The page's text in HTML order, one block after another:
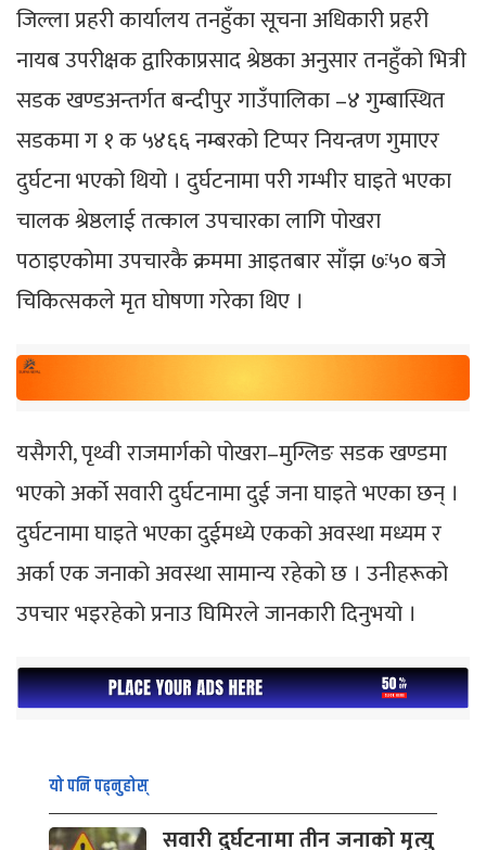
जिल्ला प्रहरी कार्यालय तनहुँका सूचना अधिकारी प्रहरी
नायब उपरीक्षक द्वारिकाप्रसाद श्रेष्ठका अनुसार तनहुँको भित्री
सडक खण्डअन्तर्गत बन्दीपुर गाउँपालिका –४ गुम्बास्थित
सडकमा ग १ क ५४६६ नम्बरको टिप्पर नियन्त्रण गुमाएर
दुर्घटना भएको थियो । दुर्घटनामा परी गम्भीर घाइते भएका
चालक श्रेष्ठलाई तत्काल उपचारका लागि पोखरा
पठाइएकोमा उपचारकै क्रममा आइतबार साँझ ७ः५० बजे
चिकित्सकले मृत घोषणा गरेका थिए ।
यसैगरी, पृथ्वी राजमार्गको पोखरा–मुग्लिङ सडक खण्डमा
भएको अर्को सवारी दुर्घटनामा दुई जना घाइते भएका छन् ।
दुर्घटनामा घाइते भएका दुईमध्ये एकको अवस्था मध्यम र
अर्का एक जनाको अवस्था सामान्य रहेको छ । उनीहरूको
उपचार भइरहेको प्रनाउ घिमिरले जानकारी दिनुभयो ।
यो पनि पढ्नुहोस्
सवारी दुर्घटनामा तीन जनाको मृत्यु